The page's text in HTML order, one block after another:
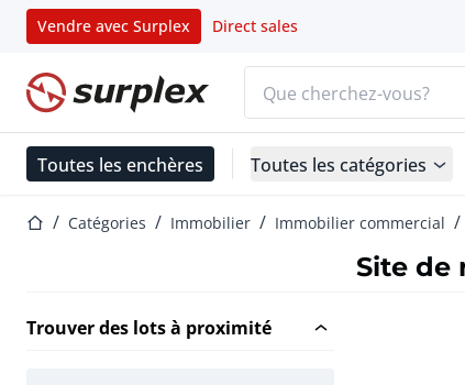
Vendre avec Surplex Direct sales
Page d'accueil
Toutes les enchères Toutes les catégories
Page d'accueil
Catégories Immobilier Immobilier commercial
Site de
Trouver des lots à proximité